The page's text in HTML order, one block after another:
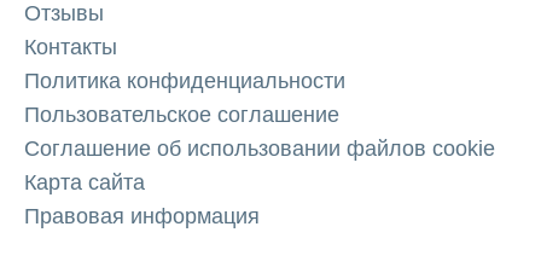
Отзывы
Контакты
Политика конфиденциальности
Пользовательское соглашение
Соглашение об использовании файлов cookie
Карта сайта
Правовая информация